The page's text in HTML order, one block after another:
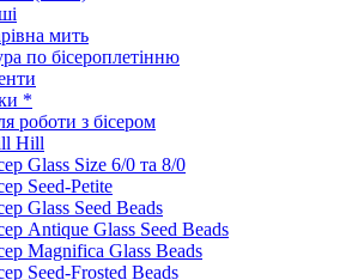
мить
по бісероплетінню
*
роботи з бісером
Hill
Glass Size 6/0 та 8/0
Seed-Petite
Glass Seed Beads
Antique Glass Seed Beads
Magnifica Glass Beads
Seed-Frosted Beads